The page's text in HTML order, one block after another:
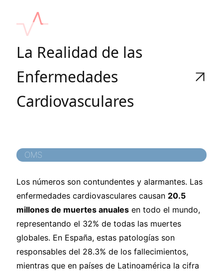
La Realidad de las
Enfermedades
Cardiovasculares
OMS
Los números son contundentes y alarmantes. Las
enfermedades cardiovasculares causan 20.5
millones de muertes anualesen todo el mundo,
representando el 32% de todas las muertes
globales. En España, estas patologías son
responsables del 28.3% de los fallecimientos,
mientras que en países de Latinoamérica la cifra